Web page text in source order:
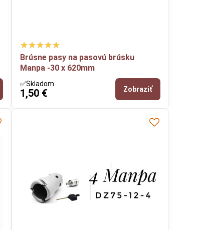
Brúsne pasy na pasovú brúsku
Manpa -30 x 620mm
✅Skladom
1,50 € Zobraziť